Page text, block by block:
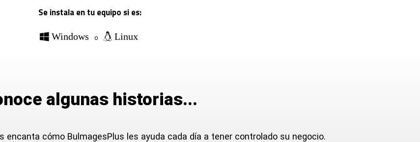
Se instala en tu equipo si es:
Windows o Linux
algunas historias...
encanta cómo BulmagesPlus les ayuda cada día a tener controlado su negocio.